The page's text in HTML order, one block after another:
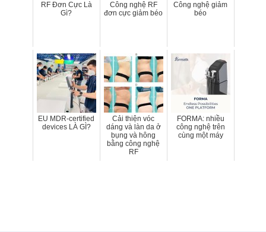
RF Đơn Cực Là
Gì?
Công nghệ RF
đơn cực giảm béo
Công nghệ giảm
béo
EU MDR-certified
devices LÀ GÌ?
Cải thiện vóc
dáng và làn da ở
bụng và hông
bằng công nghệ
RF
FORMA: nhiều
công nghệ trên
cùng một máy